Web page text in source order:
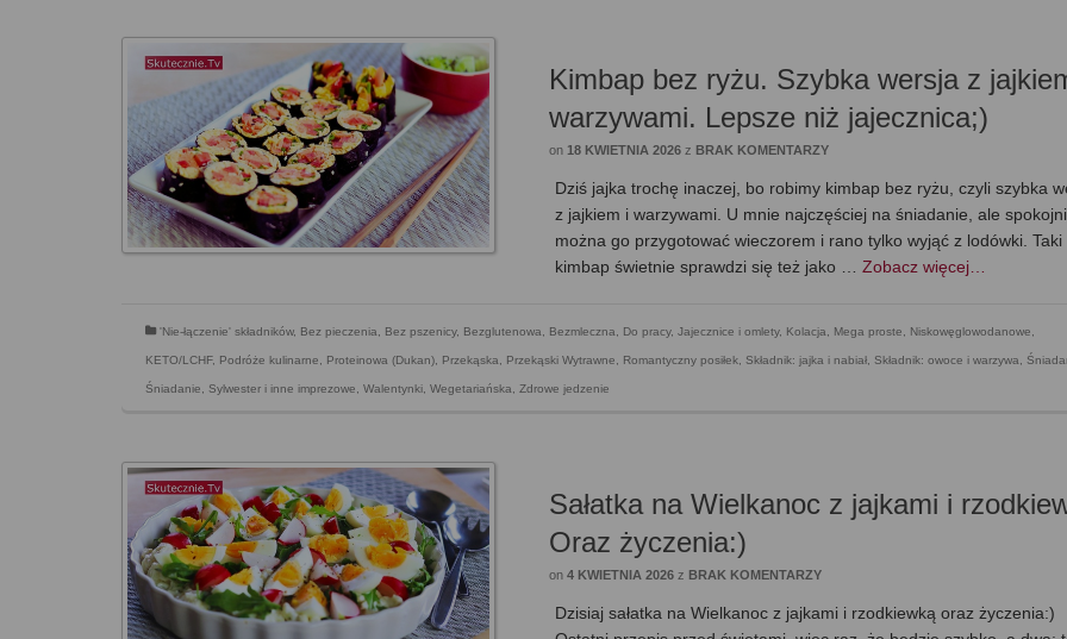
Kimbap bez ryżu. Szybka wersja z
warzywami. Lepsze niż jajecznica;)
on 18 KWIETNIA 2026 z BRAK KOMENTARZY
Dziś jajka trochę inaczej, bo robimy kimbap bez ryżu, czyli szybka
z jajkiem i warzywami. U mnie najczęściej na śniadanie, ale
można go przygotować wieczorem i rano tylko wyjąć z lodówki. Taki
kimbap świetnie sprawdzi się też jako …Zobacz więcej…
'Nie-łączenie' składników, Bez pieczenia, Bez pszenicy, Bezglutenowa, Bezmleczna, Do pracy, Jajecznice i omlety, Kolacja, Mega proste, Niskowęglowodanowe,
KETO/LCHF, Podróże kulinarne, Proteinowa (Dukan), Przekąska, Przekąski Wytrawne, Romantyczny posiłek, Składnik: jajka i nabiał, Składnik: owoce i warzywa,
Śniadanie, Sylwester i inne imprezowe, Walentynki, Wegetariańska, Zdrowe jedzenie
Sałatka na Wielkanoc z jajkami i
Oraz życzenia:)
on4 KWIETNIA 2026 z BRAK KOMENTARZY
Dzisiaj sałatka na Wielkanoc z jajkami i rzodkiewką oraz życzenia:)